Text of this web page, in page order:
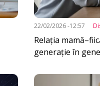
22/02/2026 -12:57
Relația
generație în
Imagine